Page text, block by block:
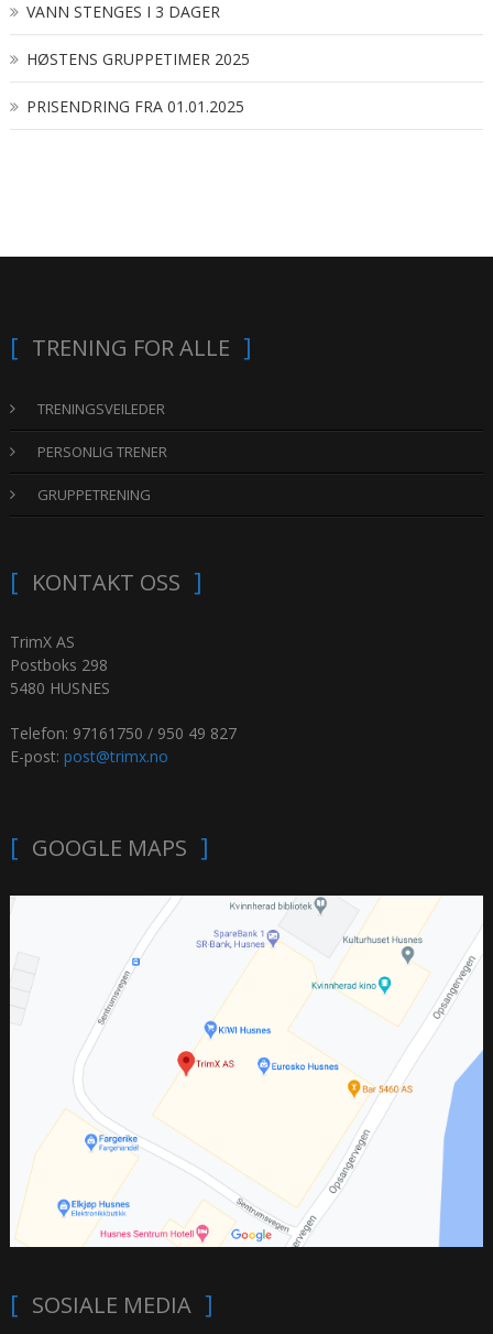
VANN STENGES I 3 DAGER
HØSTENS GRUPPETIMER 2025
PRISENDRING FRA 01.01.2025
TRENING FOR ALLE
TRENINGSVEILEDER
PERSONLIG TRENER
GRUPPETRENING
KONTAKT OSS
TrimX AS
Postboks 298
5480 HUSNES
Telefon: 97161750 / 950 49 827
E-post: post@trimx.no
GOOGLE MAPS
SOSIALE MEDIA